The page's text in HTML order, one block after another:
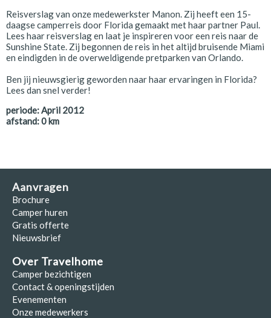
Reisverslag van onze medewerkster Manon. Zij heeft een 15-
daagse camperreis door Florida gemaakt met haar partner Paul.
Lees haar reisverslag en laat je inspireren voor een reis naar de
Sunshine State. Zij begonnen de reis in het altijd bruisende Miami
en eindigden in de overweldigende pretparken van Orlando.
Ben jij nieuwsgierig geworden naar haar ervaringen in Florida?
Lees dan snel verder!
periode:April 2012
afstand:0km
Aanvragen
Brochure
Camper huren
Gratis offerte
Nieuwsbrief
Over Travelhome
Camper bezichtigen
Contact & openingstijden
Evenementen
Onze medewerkers